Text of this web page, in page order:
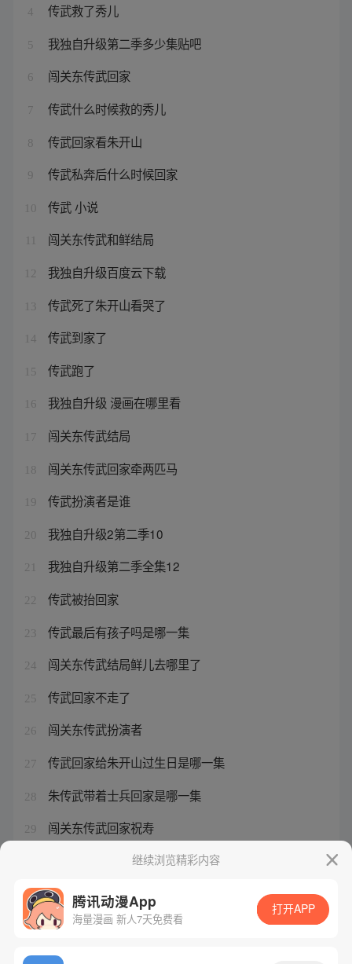
4 传武救了秀儿
5 我独自升级第二季多少集贴吧
6 闯关东传武回家
7 传武什么时候救的秀儿
8 传武回家看朱开山
9 传武私奔后什么时候回家
10 传武 小说
闯关东传武和鲜结局
12 我独自升级百度云下载
13 传武死了朱开山看哭了
14 传武到家了
15 传武跑了
16 我独自升级 漫画在哪里看
17 闯关东传武结局
18 闯关东传武回家牵两匹马
19 传武扮演者是谁
20 我独自升级2第二季10
21 我独自升级第二季全集12
22 传武被抬回家
23 传武最后有孩子吗是哪一集
24 闯关东传武结局鲜儿去哪里了
25 传武回家不走了
26 闯关东传武扮演者
27 传武回家给朱开山过生日是哪一集
28 朱传武带着士兵回家是哪一集
29 闯关东传武回家祝寿
朱开山喂传武吃饭继续浏览精彩内容
腾讯动漫App
海量漫画 新人7天免费看
打开APP